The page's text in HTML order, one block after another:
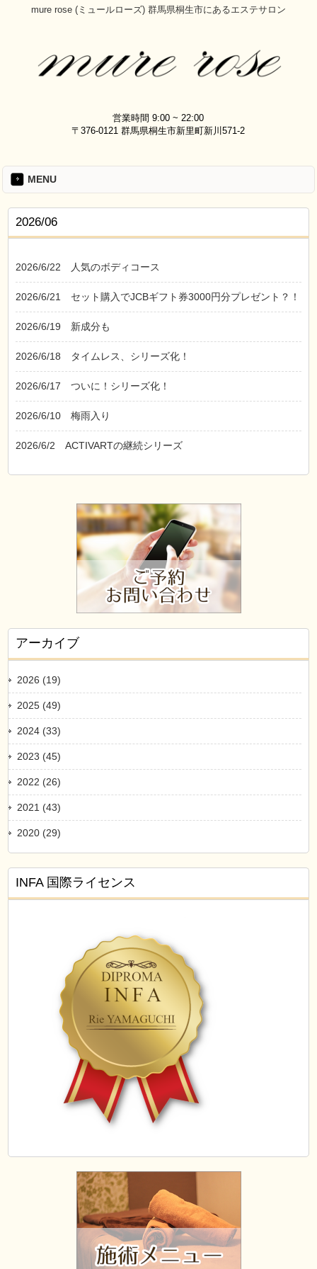
mure rose (ミュールローズ) 群馬県桐生市にあるエステサロン
営業時間 9:00 ~ 22:00
〒376-0121 群馬県桐生市新里町新川571-2
MENU
2026/06
2026/6/22 人気のボディコース
2026/6/21 セット購入でJCBギフト券3000円分プレゼント？！
2026/6/19 新成分も
2026/6/18 タイムレス、シリーズ化！
2026/6/17 ついに！シリーズ化！
2026/6/10 梅雨入り
2026/6/2 ACTIVARTの継続シリーズ
アーカイブ
2026 (19)
2025 (49)
2024 (33)
2023 (45)
2022 (26)
2021 (43)
2020 (29)
INFA 国際ライセンス